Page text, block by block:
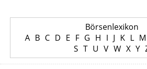
Börsenlexikon
A B C D E F G H I J K L M
S T U V W X Y